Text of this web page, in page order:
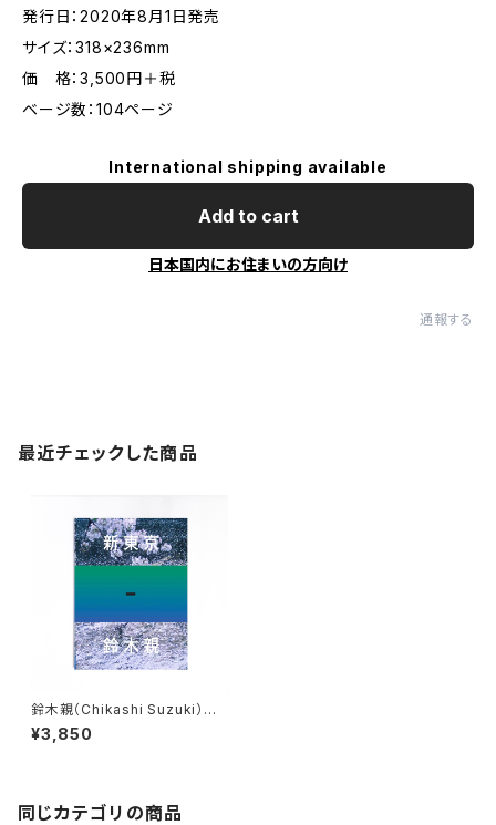
発行日：2020年8月1日発売
サイズ：318×236mm
価 格：3,500円＋税
ベージ数：104ページ
International shipping available
Add to cart
日本国内にお住まいの方向け
通報する
最近チェックした商品
鈴木親（Chikashi Suzuki）新
東京
¥3,850
同じカテゴリの商品